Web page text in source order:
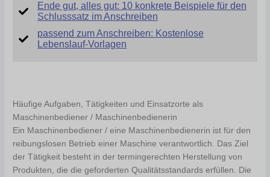
Ende gut, alles gut: 10 konkrete Beispiele für den
Schlusssatz im Anschreiben
passend zum Anschreiben: Kostenlose
Lebenslauf-Vorlagen
Häufige Aufgaben, Tätigkeiten und Einsatzorte als
Maschinenbediener / Maschinenbedienerin
Ein Maschinenbediener / eine Maschinenbedienerin ist für den
reibungslosen Betrieb einer Maschine verantwortlich. Das Ziel
der Tätigkeit besteht in der termingerechten Herstellung von
Produkten, die die geforderten Qualitätsstandards erfüllen. Die